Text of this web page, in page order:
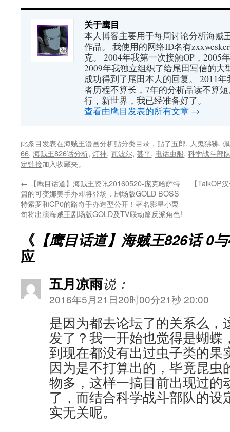
关于鹰目
本人博客主要用于每周讨论分析海贼
作品。 我使用的网络ID名有
克。 2004年我第一次接触OP，2005
2009年我独立组织了给尾田写信的大
成功得到了尾田本人的回复。 2011
者历程不算长，7年的分析品读不算
行，新世界，我已经准备好了。
查看由鹰目发表的所有文章 →
此条目发表在海贼王漫画分析贴分类目录，贴了五郎, 人鬼狒狒,
66, 海贼王826话分析, 灯神, 瓦波尔, 甚平, 电话虫船, 科学战斗部
定链接加入收藏夹。
← 【鹰目话道】海贼王资讯20160520-庞克哈萨特
篇的可变娜美手办即将登场，剧场版GOLD BOSS
特索罗和CP0的路奇手办造型公开！著名影星小栗
旬将出演海贼王剧场版GOLD及TV联动篇反派角色!
【TalkOP
《 【鹰目话道】海贼王826话 0
应
五月凉雨说：
2016年5月21日20时00分21秒 20:00
是因为都去论坛了的关系么，
发了？我一开始也觉得是蝴蝶
到现在都没有出过虫子类的果
因为是不打算出的，毕竟昆虫
物多，这样一搞目前出现过的
了，而结合科学战斗部队的设
实无关呢。